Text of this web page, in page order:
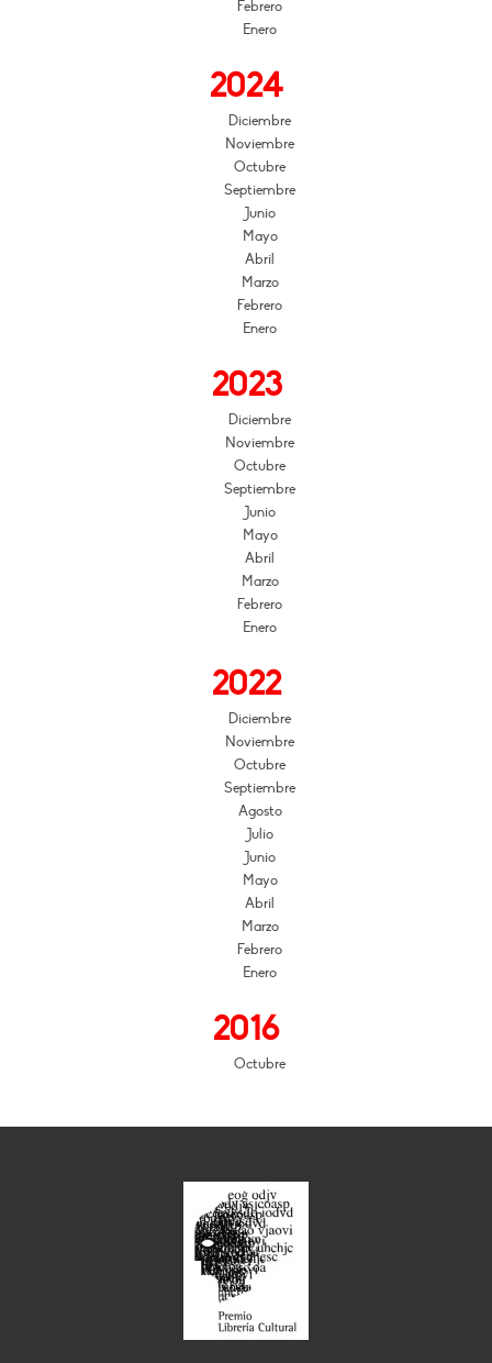
Febrero
Enero
2024
Diciembre
Noviembre
Octubre
Septiembre
Junio
Mayo
Abril
Marzo
Febrero
Enero
2023
Diciembre
Noviembre
Octubre
Septiembre
Junio
Mayo
Abril
Marzo
Febrero
Enero
2022
Diciembre
Noviembre
Octubre
Septiembre
Agosto
Julio
Junio
Mayo
Abril
Marzo
Febrero
Enero
2016
Octubre